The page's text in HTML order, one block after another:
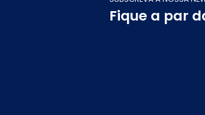
Fique a par